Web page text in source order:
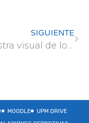
SIGUIENTE
Muestra visual de los Proyectos de cooperación al desarrollo en Zambia
MOODLE
UPM DRIVE